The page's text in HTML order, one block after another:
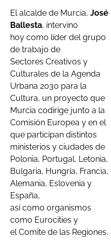
El alcalde de Murcia, José
Ballesta, intervino
hoy como líder del grupo
de trabajo de
Sectores Creativos y
Culturales de la Agenda
Urbana 2030 para la
Cultura, un proyecto que
Murcia codirige junto a la
Comisión Europea y en el
que participan distintos
ministerios y ciudades de
Polonia, Portugal, Letonia,
Bulgaria, Hungría, Francia,
Alemania, Eslovenia y
España,
así como organismos
como Eurocities y
el Comite de las Regiones.